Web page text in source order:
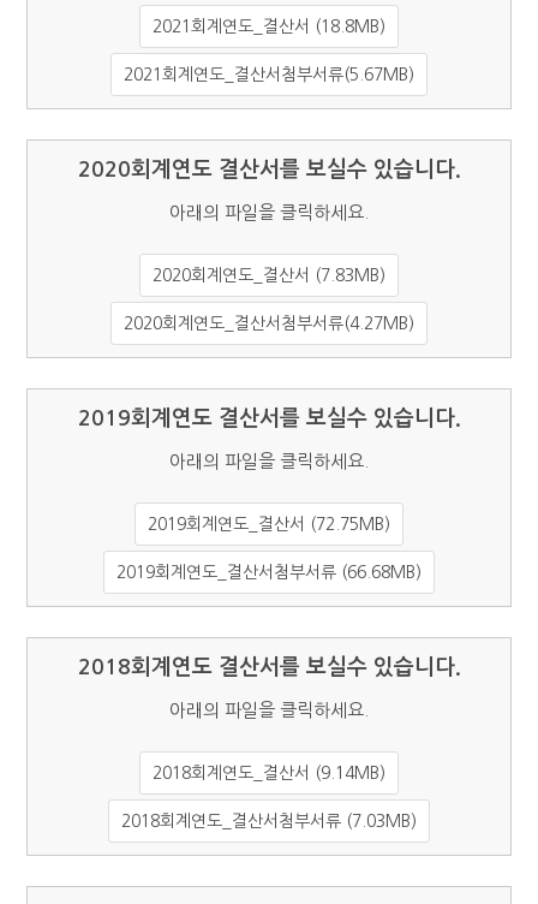
2021회계연도_결산서 (18.8MB)
2021회계연도_결산서첨부서류(5.67MB)
2020회계연도 결산서를 보실수 있습니다.
아래의 파일을 클릭하세요.
2020회계연도_결산서 (7.83MB)
2020회계연도_결산서첨부서류(4.27MB)
2019회계연도 결산서를 보실수 있습니다.
아래의 파일을 클릭하세요.
2019회계연도_결산서 (72.75MB)
2019회계연도_결산서첨부서류 (66.68MB)
2018회계연도 결산서를 보실수 있습니다.
아래의 파일을 클릭하세요.
2018회계연도_결산서 (9.14MB)
2018회계연도_결산서첨부서류 (7.03MB)